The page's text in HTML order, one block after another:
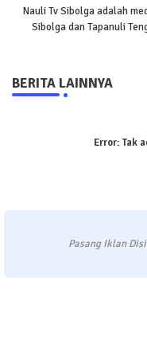
Nauli Tv Sibolga adalah
Sibolga dan Tapanuli
BERITA LAINNYA
Error:Tak
Pasang Iklan